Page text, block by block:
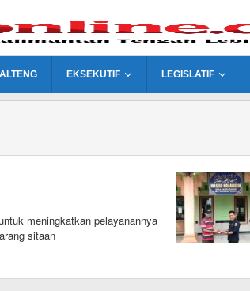
EKSEKUTIF LEGISLATIF
meningkatkan pelayanannya
sitaan